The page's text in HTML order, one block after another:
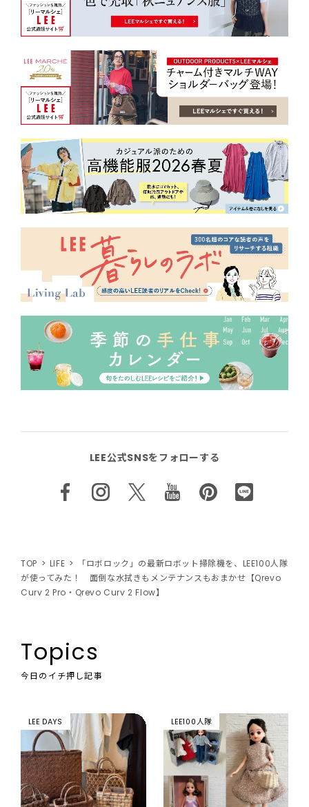
LEE公式SNSをフォローする
TOP LIFE
「ロボロック」の最新ロボット掃除機を、LEE100人隊
が使ってみた！ 面倒な水拭きもメンテナンスもおまかせ【Qrevo
Curv 2 Pro・Qrevo Curv 2 Flow】
Topics
今日のイチ押し記事
LEE DAYS LEE100人隊